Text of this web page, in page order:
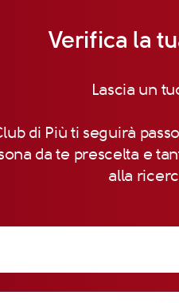
Verifica la
Lascia un
di Più ti seguirà
da te prescelta e
alla